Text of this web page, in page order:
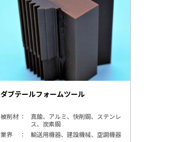
ダブテールフォームツール
被削材
真鍮、アルミ、快削鋼、ステンレ
ス、炭素鋼
業界
輸送用機器、建設機械、空調機器